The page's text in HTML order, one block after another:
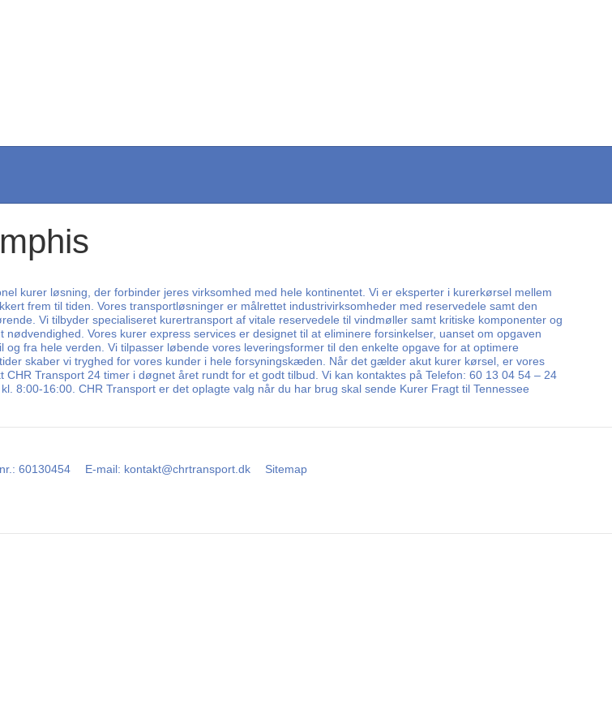
kurer løsning, der forbinder jeres virksomhed med hele kontinentet. Vi er eksperter i kurerkørsel mellem
frem til tiden. Vores transportløsninger er målrettet industrivirksomheder med reservedele samt den
Vi tilbyder specialiseret kurertransport af vitale reservedele til vindmøller samt kritiske komponenter og
Vores kurer express services er designet til at eliminere forsinkelser, uanset om opgaven
fra hele verden. Vi tilpasser løbende vores leveringsformer til den enkelte opgave for at optimere
skaber vi tryghed for vores kunder i hele forsyningskæden. Når det gælder akut kurer kørsel, er vores
Transport 24 timer i døgnet året rundt for et godt tilbud. Vi kan kontaktes på Telefon: 60 13 04 54 – 24
8:00-16:00. CHR Transport er det oplagte valg når du har brug skal sende Kurer Fragt til Tennessee
: 60130454 E-mail: kontakt@chrtransport.dk Sitemap